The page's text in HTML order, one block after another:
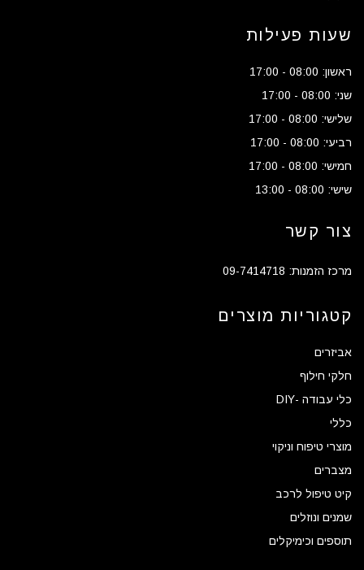
שעות פעילות
ראשון: 08:00 - 17:00
שני: 08:00 - 17:00
שלישי: 08:00 - 17:00
רביעי: 08:00 - 17:00
חמישי: 08:00 - 17:00
שישי: 08:00 - 13:00
צור קשר
מרכז הזמנות: 09-7414718
קטגוריות מוצרים
אביזרים
חלקי חילוף
כלי עבודה -DIY
כללי
מוצרי טיפוח וניקוי
מצברים
קיט טיפול לרכב
שמנים ונוזלים
תוספים וכימיקלים